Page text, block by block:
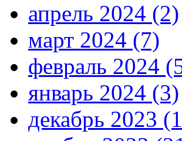
апрель 2024 (2)
март 2024 (7)
февраль 2024
январь 2024 (3)
декабрь 2023